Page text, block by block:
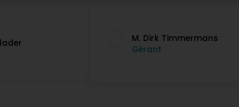
M. Dirk Timmermans
Gérant